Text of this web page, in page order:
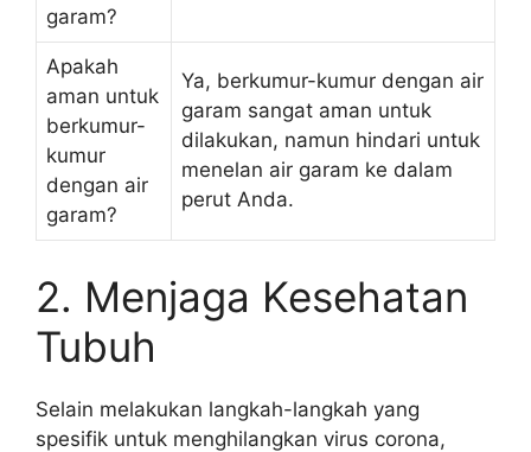
garam?
Apakah
aman untuk
berkumur-
kumur
dengan air
garam?
Ya, berkumur-kumur dengan air
garam sangat aman untuk
dilakukan, namun hindari untuk
menelan air garam ke dalam
perut Anda.
2. Menjaga Kesehatan
Tubuh
Selain melakukan langkah-langkah yang
spesifik untuk menghilangkan virus corona,